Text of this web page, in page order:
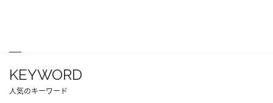
KEYWORD
人気のキーワード